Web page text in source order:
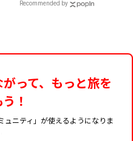
Recommended by
って、もっと旅を
！
ュニティ」が使えるようになりま